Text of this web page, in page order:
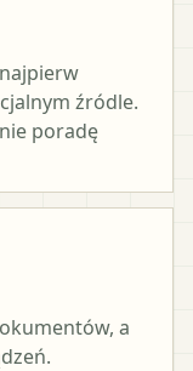
źródle.
poradę
a